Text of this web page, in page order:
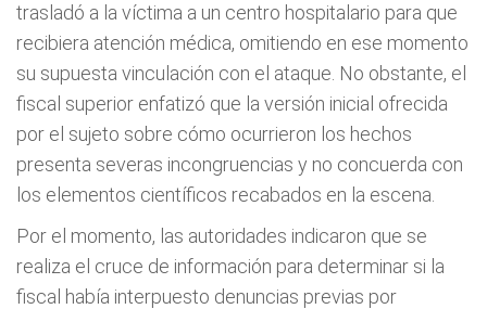
trasladó a la víctima a un centro hospitalario para que
recibiera atención médica, omitiendo en ese momento
su supuesta vinculación con el ataque. No obstante, el
fiscal superior enfatizó que la versión inicial ofrecida
por el sujeto sobre cómo ocurrieron los hechos
presenta severas incongruencias y no concuerda con
los elementos científicos recabados en la escena.
Por el momento, las autoridades indicaron que se
realiza el cruce de información para determinar si la
fiscal había interpuesto denuncias previas por